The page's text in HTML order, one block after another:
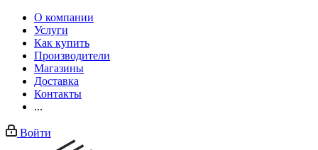
О компании
Услуги
Как купить
Производители
Магазины
Доставка
Контакты
...
Войти